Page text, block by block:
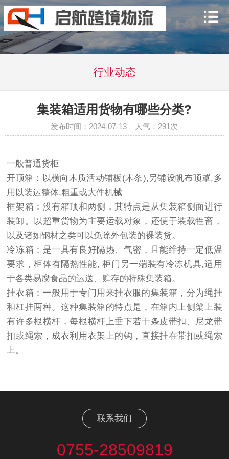
行业动态
集装箱适用货物有哪些分类?
发布时间：2024-07-13 人气： 291次
一般普通货柜
开顶箱：以横向木质活动铺板(木条),另铺设帆布顶罩,多
用以装运整体,粗重或大件机械
框架箱：没有箱顶和两侧，其特点是从集装箱侧面进行
装卸。以超重货物为主要运载对象，还便于装载牲畜，
以及诸如钢材之类可以免除外包装的裸装货。
冷冻箱：是一具有良好隔热、气密，且能维持一定低温
要求，柜体有隔热性能, 柜门另一端装有冷冻机具,适用
于各类易腐食品的运送、贮存的特殊集装箱。
挂衣箱：一般用于专门用来挂衣服的集装箱，分为绳挂
和杠挂两种。这种集装箱的特点是，在箱内上侧梁上装
有许多根横杆，每根横杆上垂下若干条皮带扣、尼龙带
扣或绳索，成衣利用衣架上的钩，直接挂在带扣或绳索
上。
联系我们
0755-28509819